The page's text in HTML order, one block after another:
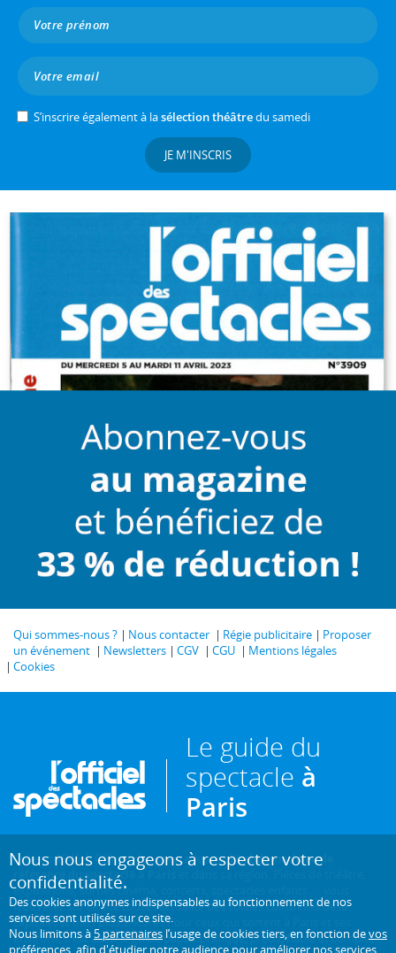
S’inscrire également à lasélection théâtredu samedi
JE M'INSCRIS
Qui sommes-nous ? Nous contacter Régie publicitaire
Proposer
un événement
Newsletters CGV CGU
Mentions légales
Cookies
Le guide du
spectacle à
Paris
Créé en 1946, L'Officiel des spectacles estl'hebdomadaire de
référence du spectacle à Paris
et dans sa région. Pièces de théâtre,
expositions, sorties cinéma, concerts, spectacles enfants... : vous
trouverez sur ce site toute l'actualité des sorties culturelles de la
capitale, et bien plus encore ! Pour ceux qui sortent à Paris et ses
environs, c'est aussi le guide papier pratique, précis, fiable et complet.
Nous nous engageons à respecter votre
confidentialité.
Des cookies anonymes indispensables au fonctionnement de nos
services sont utilisés sur ce site.
Nous limitons à5 partenaires l’usage de cookies tiers, en fonction devos
préférences , afin d'étudier notre audience pour améliorer nos services